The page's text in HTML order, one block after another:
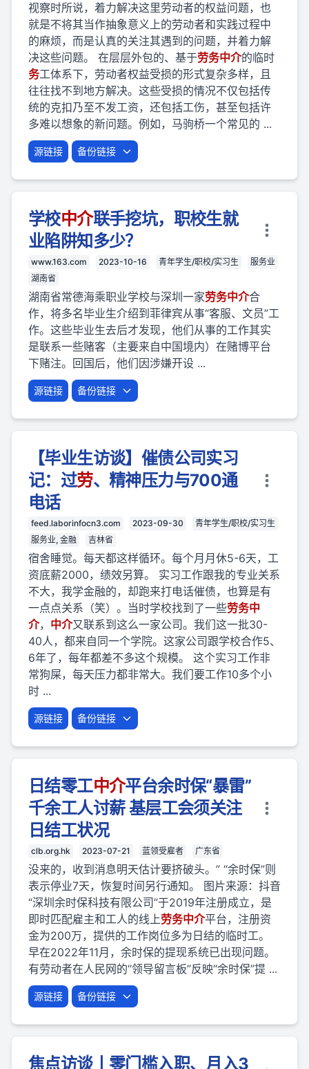
视察时所说，着力解决这里劳动者的权益问题，也
就是不将其当作抽象意义上的劳动者和实践过程中
的麻烦，而是认真的关注其遇到的问题，并着力解
决这些问题。 在层层外包的、基于劳务中介的临时
务工体系下，劳动者权益受损的形式复杂多样，且
往往找不到地方解决。这些受损的情况不仅包括传
统的克扣乃至不发工资，还包括工伤，甚至包括许
多难以想象的新问题。例如，马驹桥一个常见的 ...
源链接 备份链接
学校中介联手挖坑，职校生就
业陷阱知多少？
www.163.com 2023-10-16 青年学生/职校/实习生
服务业
湖南省
湖南省常德海乘职业学校与深圳一家劳务中介合
作，将多名毕业生介绍到菲律宾从事“客服、文员”工
作。这些毕业生去后才发现，他们从事的工作其实
是联系一些赌客（主要来自中国境内）在赌博平台
下赌注。回国后，他们因涉嫌开设 ...
源链接 备份链接
【毕业生访谈】催债公司实习
记：过劳、精神压力与700通
电话
feed.laborinfocn3.com 2023-09-30
青年学生/职校/实习生
服务业, 金融
吉林省
宿舍睡觉。每天都这样循环。每个月月休5-6天，工
资底薪2000，绩效另算。 实习工作跟我的专业关系
不大，我学金融的，却跑来打电话催债，也算是有
一点点关系（笑）。当时学校找到了一些劳务中
介， 中介又联系到这么一家公司。我们这一批30-
40人，都来自同一个学院。这家公司跟学校合作5、
6年了，每年都差不多这个规模。 这个实习工作非
常狗屎，每天压力都非常大。我们要工作10多个小
时 ...
源链接 备份链接
日结零工中介平台余时保“暴雷”
千余工人讨薪 基层工会须关注
日结工状况
clb.org.hk 2023-07-21 蓝领受雇者 广东省
没来的，收到消息明天估计要挤破头。” “余时保”则
表示停业7天，恢复时间另行通知。 图片来源：抖音
“深圳余时保科技有限公司”于2019年注册成立，是
即时匹配雇主和工人的线上劳务中介平台，注册资
金为200万，提供的工作岗位多为日结的临时工。
早在2022年11月，余时保的提现系统已出现问题。
有劳动者在人民网的“领导留言板”反映“余时保”提 ...
源链接 备份链接
焦点访谈丨零门槛入职、月入3